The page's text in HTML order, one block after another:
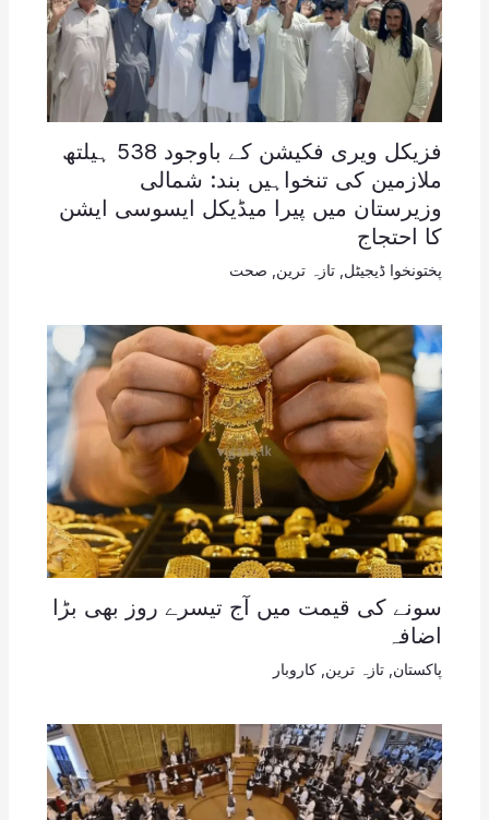
فزیکل ویری فکیشن کے باوجود 538 ہیلتھ
ملازمین کی تنخواہیں بند: شمالی
وزیرستان میں پیرا میڈیکل ایسوسی ایشن
کا احتجاج
پختونخوا ڈیجیٹل تازہ ترین صحت
سونے کی قیمت میں آج تیسرے روز بھی بڑا
اضافہ
پاکستان تازہ ترین کاروبار